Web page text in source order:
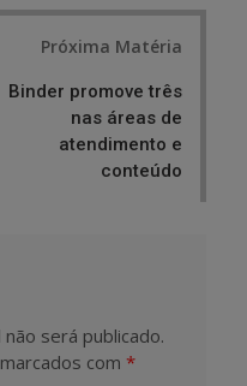
Próxima Matéria
Binder promove três
nas áreas de
atendimento e
conteúdo
será publicado.
com *